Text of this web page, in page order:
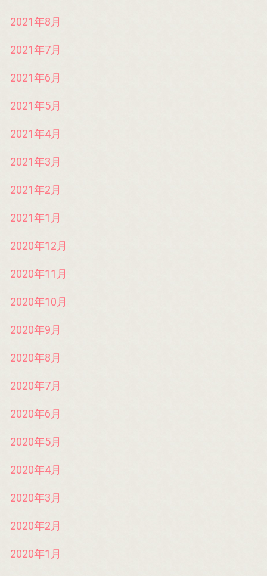
2021年8月
2021年7月
2021年6月
2021年5月
2021年4月
2021年3月
2021年2月
2021年1月
2020年12月
2020年11月
2020年10月
2020年9月
2020年8月
2020年7月
2020年6月
2020年5月
2020年4月
2020年3月
2020年2月
2020年1月